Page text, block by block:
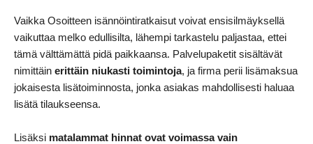
Vaikka Osoitteen isännöintiratkaisut voivat ensisilmäyksellä
vaikuttaa melko edullisilta, lähempi tarkastelu paljastaa, ettei
tämä välttämättä pidä paikkaansa. Palvelupaketit sisältävät
nimittäin erittäin niukasti toimintoja, ja firma perii lisämaksua
jokaisesta lisätoiminnosta, jonka asiakas mahdollisesti haluaa
lisätä tilaukseensa.
Lisäksi matalammat hinnat ovat voimassa vain